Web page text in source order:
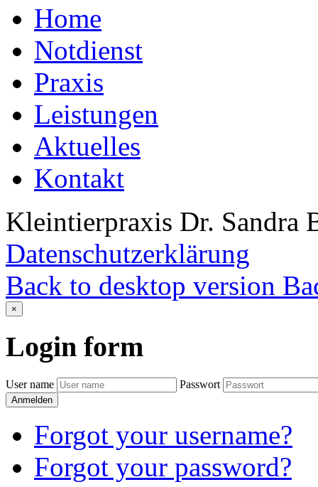
Home
Notdienst
Praxis
Leistungen
Aktuelles
Kontakt
Kleintierpraxis Dr. Sandra
Datenschutzerklärung
Back to desktop version
×
Login form
User name Passwort
Anmelden
Forgot your username?
Forgot your password?